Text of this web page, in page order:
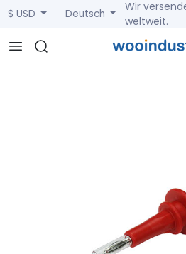
$ USD Deutsch
Wir
weltweit.